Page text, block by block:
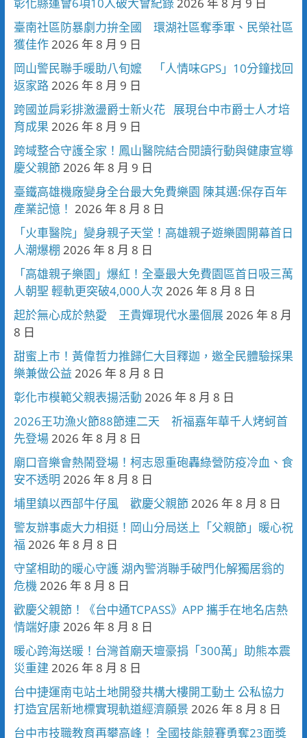
臺南社區防暴劇力拚全國 環湖社區奪季軍、民榮社區
獲佳作2026 年 8 月 9 日
岡山警民聯手暖助八旬嬤 「人情味GPS」10分鐘找回
返家路2026 年 8 月 9 日
跨國並肩彩排激盪爵士新火花 展現台中市爵士人才培
育成果 2026 年 8 月 9 日
跨域整合守護全家！鳳山醫院結合閱讀行動與健康宣導
慶父親節2026 年 8 月 9 日
臺鐵高雄機廠變身全台最大免費樂園 陳其邁:保存百年
產業記憶！ 2026 年 8 月 8 日
「火車醫院」變身親子天堂！高雄親子遊樂園開幕首日
人潮爆棚 2026 年 8 月 8 日
「高雄親子樂園」爆紅！全臺最大免費園區首日吸三萬
人朝聖 輕軌更突破4,000人次 2026 年 8 月 8 日
起於無心成於熱愛 王貴嬋現代水墨個展2026 年 8 月
8 日
甜蜜上市！黃偉哲力推歸仁大目釋迦，邀全民體驗採果
樂兼做公益 2026 年 8 月 8 日
彰化市模範父親表揚活動 2026 年 8 月 8 日
2026王功漁火節88節連二天 祈福嘉年華千人烤蚵首
先登場2026 年 8 月 8 日
廟口音樂會熱鬧登場！柯志恩重砲轟綠營防疫冷血、食
安不透明 2026 年 8 月 8 日
埔里鎮以西部牛仔風 歡慶父親節2026 年 8 月 8 日
警友辦事處大力相挺！岡山分局送上「父親節」暖心祝
福 2026 年 8 月 8 日
守望相助的暖心守護 湖內警消聯手破門化解獨居翁的
危機2026 年 8 月 8 日
歡慶父親節！《台中通TCPASS》APP 攜手在地名店熱
情端好康2026 年 8 月 8 日
暖心跨海送暖！台灣首廟天壇豪捐「300萬」助熊本震
災重建 2026 年 8 月 8 日
台中捷運南屯站土地開發共構大樓開工動土 公私協力
打造宜居新地標實現軌道經濟願景 2026 年 8 月 8 日
台中市技職教育再攀高峰！ 全國技能競賽勇奪23面獎